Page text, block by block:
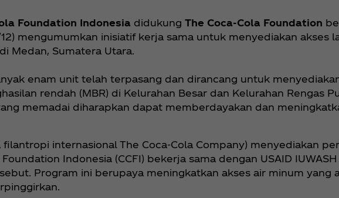
Foundation Indonesia didukung The Coca‑Cola Foundation
mengumumkan inisiatif kerja sama untuk menyediakan akses
Medan, Sumatera Utara.
enam unit telah terpasang dan dirancang untuk
rendah (MBR) di Kelurahan Besar dan Kelurahan Rengas
memadai diharapkan dapat memberdayakan dan
internasional The Coca‑Cola Company) menyediakan
Indonesia (CCFI) bekerja sama dengan USAID
Program ini berupaya meningkatkan akses air minum yang